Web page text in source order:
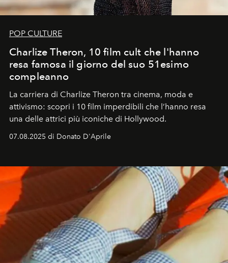
POP CULTURE
Charlize Theron, 10 film cult che l'hanno
resa famosa il giorno del suo 51esimo
compleanno
La carriera di Charlize Theron tra cinema, moda e
attivismo: scopri i 10 film imperdibili che l’hanno resa
una delle attrici più iconiche di Hollywood.
07.08.2025 di Donato D'Aprile